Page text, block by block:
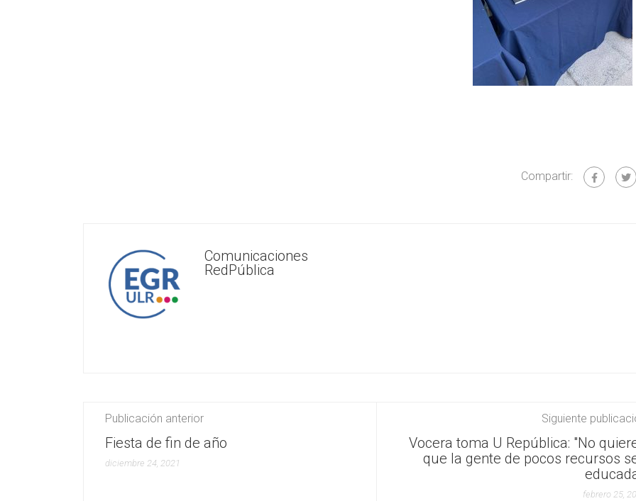
Compartir:
Comunicaciones
RedPública
Publicación anterior
Fiesta de fin de año
diciembre 24, 2021
Siguiente
Vocera toma U República: "No
que la gente de pocos recursos
febrero 25,